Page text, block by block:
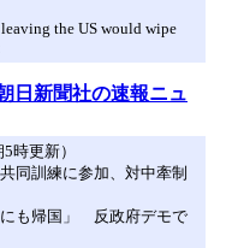
the US would wipe
日新聞社の速報ニュ
時更新）
同訓練に参加、対中牽制
にも帰国」 反政府デモで